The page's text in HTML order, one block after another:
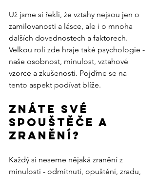
Už jsme si řekli, že vztahy nejsou jen o
zamilovanosti a lásce, ale i o mnoha
dalších dovednostech a faktorech.
Velkou roli zde hraje také psychologie -
naše osobnost, minulost, vztahové
vzorce a zkušenosti. Pojďme se na
tento aspekt podívat blíže.
Znáte své
spouštěče a
zranění?
Každý si neseme nějaká zranění z
minulosti - odmítnutí, opuštění, zradu,